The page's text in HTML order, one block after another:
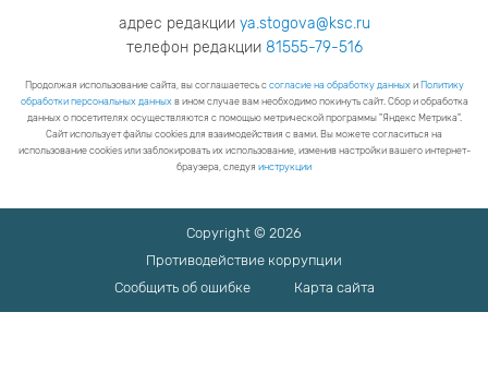
адрес редакции ya.stogova@ksc.ru
телефон редакции 81555-79-516
Продолжая использование сайта, вы соглашаетесь с согласие на обработку данныхи Политику
обработки персональных данныхв ином случае вам необходимо покинуть сайт. Сбор и обработка
данных о посетителях осуществляются с помощью метрической программы "Яндекс Метрика".
Сайт использует файлы cookies для взаимодействия с вами. Вы можете согласиться на
использование cookies или заблокировать их использование, изменив настройки вашего интернет-
браузера, следуя инструкции
Copyright © 2026
Противодействие коррупции
Сообщить об ошибке
Карта сайта